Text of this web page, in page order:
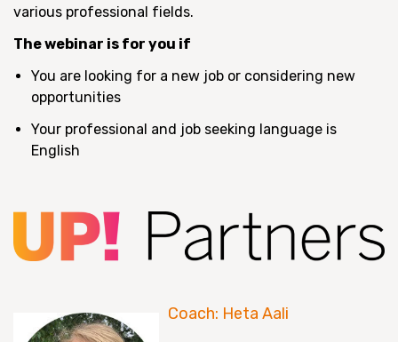
various professional fields.
The webinar is for you if
You are looking for a new job or considering new
opportunities
Your professional and job seeking language is
English
Coach: Heta Aali